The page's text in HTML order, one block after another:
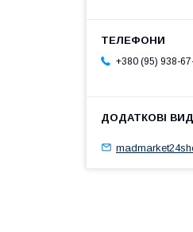
+380 (95) 938-